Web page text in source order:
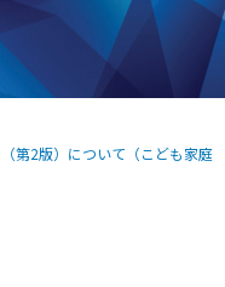
第2版）について（こども家庭